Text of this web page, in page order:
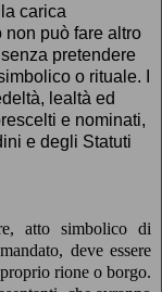
carica
non può fare altro
pretendere
o rituale. I
lealtà ed
e nominati,
e degli Statuti
atto simbolico di
deve essere
rione o borgo.